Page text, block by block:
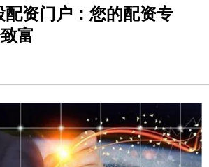
资门户：您的配资专
富